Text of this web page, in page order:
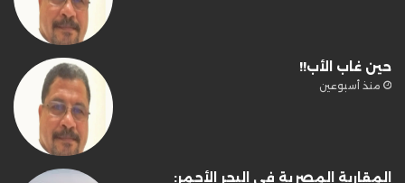
حين غاب الأب!!
منذ أسبوعين
المقاربة المصرية في البحر الأحمر: